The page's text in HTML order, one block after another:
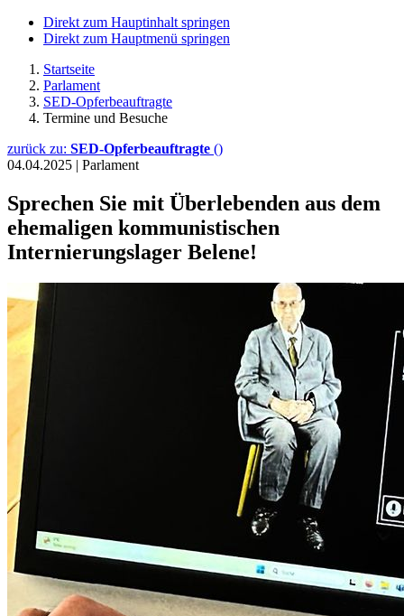
Direkt zum Hauptinhalt springen
Direkt zum Hauptmenü springen
Startseite
Parlament
SED-Opferbeauftragte
Termine und Besuche
zurück zu: SED-Opferbeauftragte ()
04.04.2025 | Parlament
Sprechen Sie mit Überlebenden aus dem
ehemaligen kommunistischen
Internierungslager Belene!